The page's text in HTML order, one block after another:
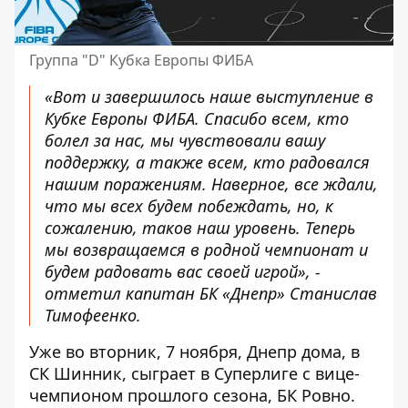
Группа "D" Кубка Европы ФИБА
«Вот и завершилось наше выступление в
Кубке Европы ФИБА. Спасибо всем, кто
болел за нас, мы чувствовали вашу
поддержку, а также всем, кто радовался
нашим поражениям. Наверное, все ждали,
что мы всех будем побеждать, но, к
сожалению, таков наш уровень. Теперь
мы возвращаемся в родной чемпионат и
будем радовать вас своей игрой», -
отметил капитан БК «Днепр» Станислав
Тимофеенко.
Уже во вторник, 7 ноября, Днепр дома, в
СК Шинник, сыграет в Суперлиге с вице-
чемпионом прошлого сезона, БК Ровно.